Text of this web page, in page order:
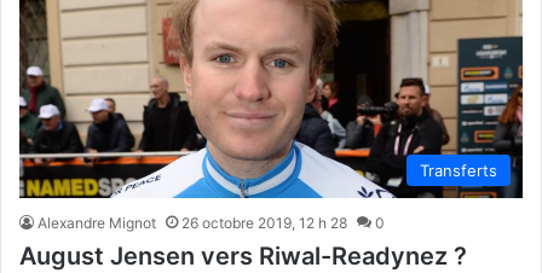
Transferts
Alexandre Mignot 26 octobre 2019, 12 h 28 0
August Jensen vers Riwal-Readynez ?